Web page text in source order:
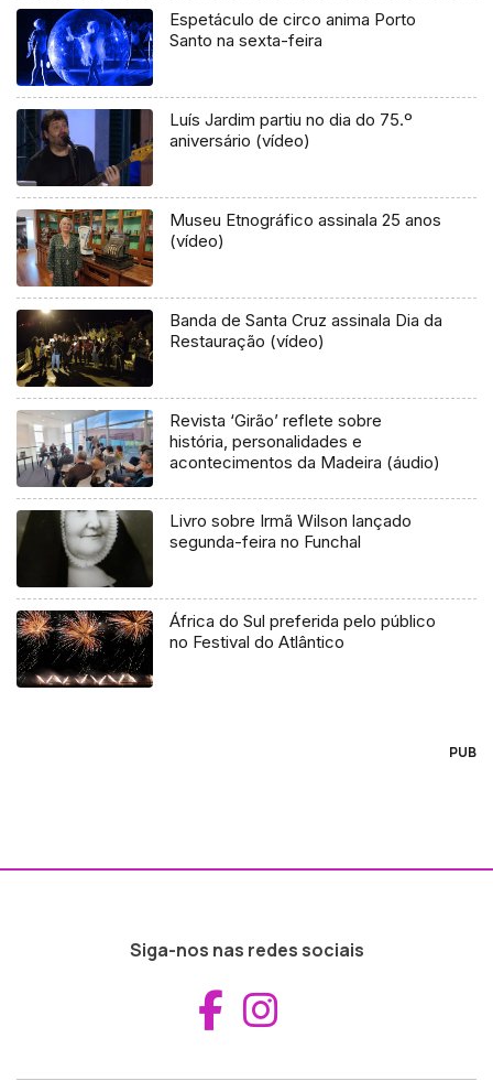
Espetáculo de circo anima Porto
Santo na sexta-feira
Luís Jardim partiu no dia do 75.º
aniversário (vídeo)
Museu Etnográfico assinala 25 anos
(vídeo)
Banda de Santa Cruz assinala Dia da
Restauração (vídeo)
Revista ‘Girão’ reflete sobre
história, personalidades e
acontecimentos da Madeira (áudio)
Livro sobre Irmã Wilson lançado
segunda-feira no Funchal
África do Sul preferida pelo público
no Festival do Atlântico
PUB
Siga-nos nas redes sociais
Aceder ao